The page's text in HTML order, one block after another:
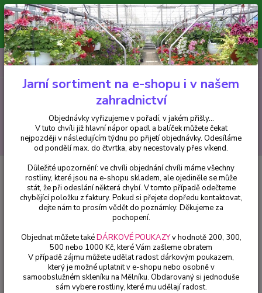
Minimální hodnota pro odeslání z e-shopu je 300 Kč.
V tuto chvíli již hlavní nápor objednávek opadl a balíček můžete čekat
nejpozději v následujícím týdnu po přijetí objednávky. Objednávky
vyřizujeme v pořadí, v jakém přišly...
CZK
Hledat
+420 602 223 614 0ks
za0 Kč
Balkónové rostliny Mandevilla , Sandevilla bílá - 1 ks
Mandevilla , Sandevilla bílá - 1 ks
Jarní sortiment na e-shopu i v našem
zahradnictví
Objednávky vyřizujeme v pořadí, v jakém přišly...
V tuto chvíli již hlavní nápor opadl a balíček můžete čekat
nejpozději v následujícím týdnu po přijetí objednávky. Odesíláme
od pondělí max. do čtvrtka, aby necestovaly přes víkend.
Důležité upozornění: ve chvíli objednání chvíli máme všechny
rostliny, které jsou na e-shopu skladem, ale ojediněle se může
stát, že při odeslání některá chybí. V tomto případě odečteme
chybějící položku z faktury. Pokud si přejete dopředu kontaktovat,
dejte nám to prosím vědět do poznámky. Děkujeme za
pochopení.
Objednat můžete takéDÁRKOVÉ POUKAZYv hodnotě 200, 300,
500 nebo 1000 Kč, které Vám zašleme obratem
V případě zájmu můžete udělat radost dárkovým poukazem,
který je možné uplatnit v e-shopu nebo osobně v
samoobslužném skleníku na Mělníku. Obdarovaný si jednoduše
sám vybere rostliny, které mu udělají radost.